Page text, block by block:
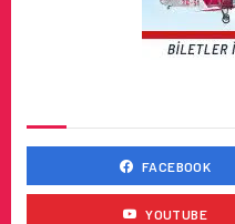
FACEBOOK
YOUTUBE